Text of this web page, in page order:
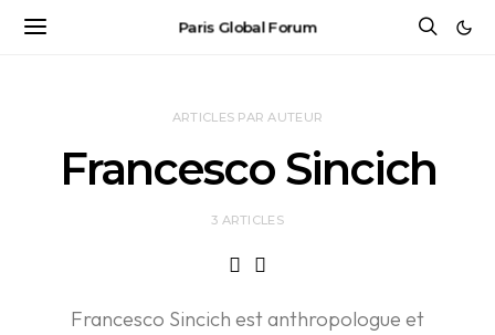
Paris Global Forum
ARTICLES PAR AUTEUR
Francesco Sincich
3 ARTICLES
Francesco Sincich est anthropologue et